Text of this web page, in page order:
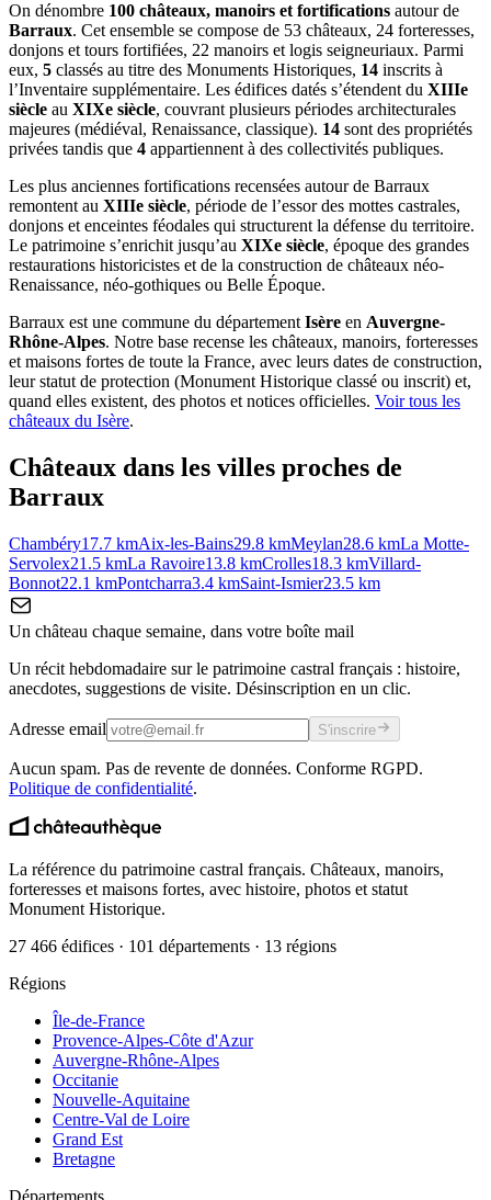
On dénombre 100 châteaux, manoirs et fortifications autour de
Barraux. Cet ensemble se compose de 53 châteaux, 24 forteresses,
donjons et tours fortifiées, 22 manoirs et logis seigneuriaux. Parmi
eux, 5 classés au titre des Monuments Historiques, 14 inscrits à
l’Inventaire supplémentaire. Les édifices datés s’étendent du XIIIe
siècle au XIXe siècle, couvrant plusieurs périodes architecturales
majeures (médiéval, Renaissance, classique). 14 sont des propriétés
privées tandis que 4 appartiennent à des collectivités publiques.
Les plus anciennes fortifications recensées autour de Barraux
remontent au XIIIe siècle, période de l’essor des mottes castrales,
donjons et enceintes féodales qui structurent la défense du territoire.
Le patrimoine s’enrichit jusqu’au XIXe siècle, époque des grandes
restaurations historicistes et de la construction de châteaux néo-
Renaissance, néo-gothiques ou Belle Époque.
Barraux est une commune du départementIsère en Auvergne-
Rhône-Alpes. Notre base recense les châteaux, manoirs, forteresses
et maisons fortes de toute la France, avec leurs dates de construction,
leur statut de protection (Monument Historique classé ou inscrit) et,
quand elles existent, des photos et notices officielles. Voir tous les
châteaux du Isère.
Châteaux dans les villes proches de
Barraux
Chambéry17.7 kmAix-les-Bains29.8 kmMeylan28.6 kmLa Motte-
Servolex21.5 kmLa Ravoire13.8 kmCrolles18.3 kmVillard-
Bonnot22.1 kmPontcharra3.4 kmSaint-Ismier23.5 km
Un château chaque semaine, dans votre boîte mail
Un récit hebdomadaire sur le patrimoine castral français : histoire,
anecdotes, suggestions de visite. Désinscription en un clic.
Adresse email S'inscrire
Aucun spam. Pas de revente de données. Conforme RGPD.
Politique de confidentialité.
La référence du patrimoine castral français. Châteaux, manoirs,
forteresses et maisons fortes, avec histoire, photos et statut
Monument Historique.
27 466 édifices · 101 départements · 13 régions
Régions
Île-de-France
Provence-Alpes-Côte d'Azur
Auvergne-Rhône-Alpes
Occitanie
Nouvelle-Aquitaine
Centre-Val de Loire
Grand Est
Bretagne